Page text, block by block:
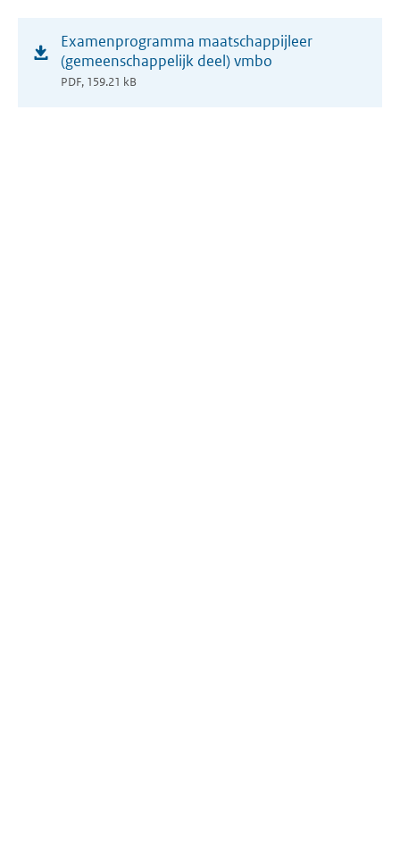
Examenprogramma maatschappijleer
(gemeenschappelijk deel) vmbo
PDF, 159.21 kB